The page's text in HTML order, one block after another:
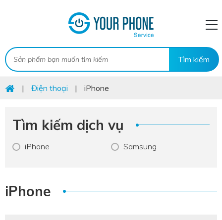
| Điện thoại | iPhone
Tìm kiếm dịch vụ
iPhone Samsung
iPhone